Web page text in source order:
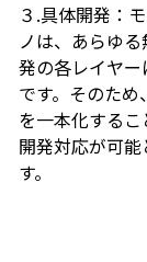
３.具体開発：
ノは、あらゆ
発の各レイヤ
です。そのた
を一本化する
開発対応が可能
す。